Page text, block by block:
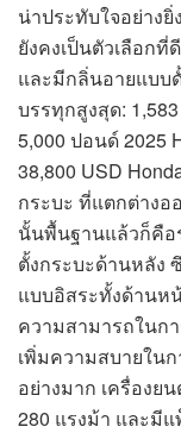
น่าประทับใจอย่าง
ยังคงเป็นตัวเลือก
และมีกลิ่นอายแบบ
บรรทุกสูงสุด:
5,000 ปอนด์ 2025
38,800 USD
กระบะ ที่แตกต่างอ
นั้นพื้นฐานแล้วก็คือ
ตั้งกระบะด้านหลัง
แบบอิสระทั้งด้านห
ความสามารถในก
เพิ่มความสบายใน
อย่างมาก เครื่องย
280 แรงม้า และมีแ